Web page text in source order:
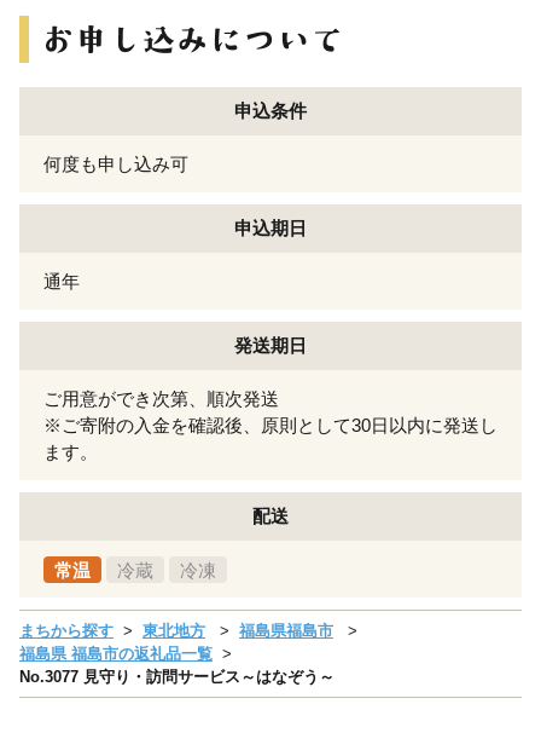
申込条件
何度も申し込み可
申込期日
通年
発送期日
ご用意ができ次第、順次発送
※ご寄附の入金を確認後、原則として30日以内に発送し
ます。
配送
常温 冷蔵 冷凍
まちから探す 東北地方
福島県福島市
福島県 福島市の返礼品一覧
No.3077 見守り・訪問サービス～はなぞう～